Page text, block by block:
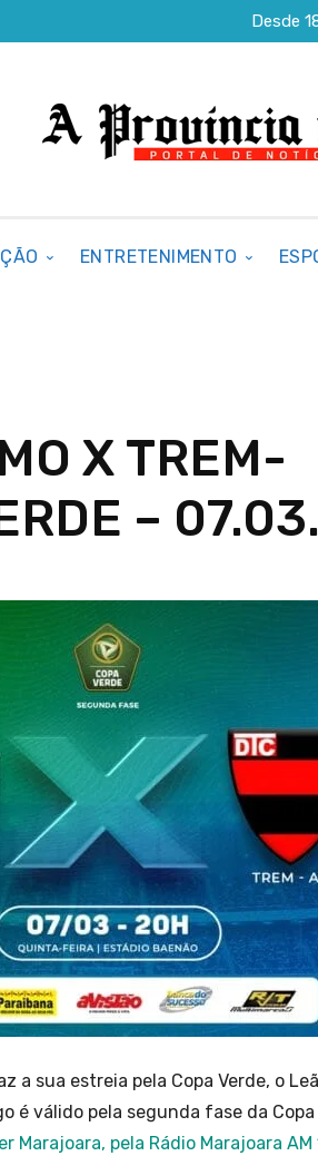
Desde
ENTRETENIMENTO
X TREM-
–
a sua estreia pela Copa Verde, o
é válido pela segunda fase da
Marajoara, pela Rádio Marajoara